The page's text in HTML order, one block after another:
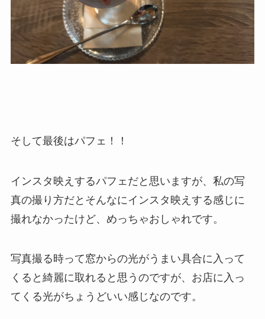
そして最後はパフェ！！
インスタ映えするパフェだと思いますが、私の写
真の撮り方だとそんなにインスタ映えする感じに
撮れなかったけど、めっちゃおしゃれです。
写真撮る時って窓からの光がうまい具合に入って
くると綺麗に取れると思うのですが、お店に入っ
てくる光がちょうどいい感じなのです。